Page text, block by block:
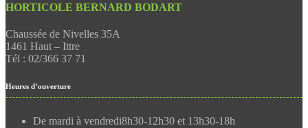
HORTICOLE BERNARD BODART
Chaussée de Nivelles 35A
1461 Haut – Ittre
Tél : 02/366 37 71
Heures d’ouverture
De mardi à vendredi8h30-12h30 et 13h30-18h